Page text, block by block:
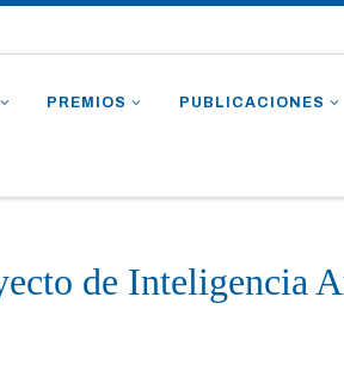
PREMIOS PUBLICACIONES
de Inteligencia